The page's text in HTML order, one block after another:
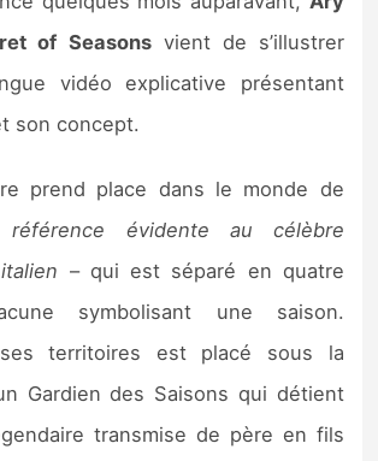
jeux Switch 2
of Seasonsvient de s’illustrer
vidéo explicative présentant
son concept.
prend place dans le monde de
évidente au célèbre
– qui est séparé en quatre
symbolisant une saison.
territoires est placé sous la
Gardien des Saisons qui détient
transmise de père en fils